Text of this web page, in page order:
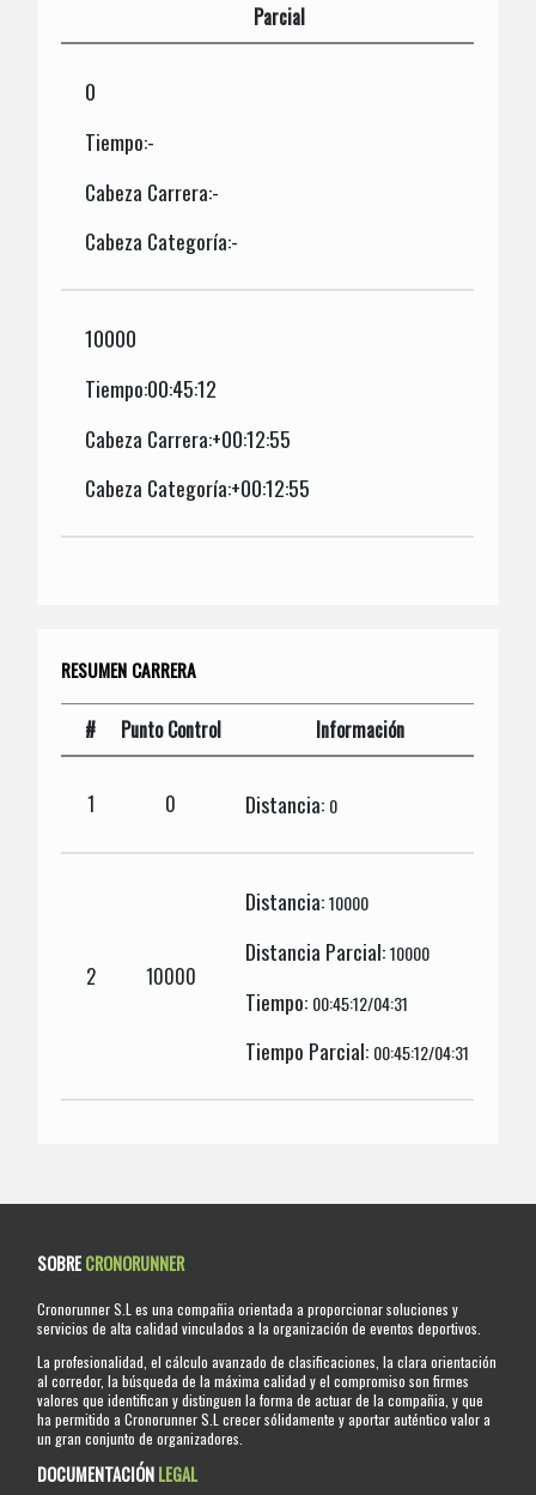
Parcial
0
Tiempo:-
Cabeza Carrera:-
Cabeza Categoría:-
10000
Tiempo:00:45:12
Cabeza Carrera:+00:12:55
Cabeza Categoría:+00:12:55
RESUMEN CARRERA
# Punto Control Información
1 0 Distancia: 0
2 10000
Distancia:10000
Distancia Parcial:10000
Tiempo: 00:45:12/04:31
Tiempo Parcial: 00:45:12/04:31
SOBRECRONORUNNER
Cronorunner S.L es una compañia orientada a proporcionar soluciones y
servicios de alta calidad vinculados a la organización de eventos deportivos.
La profesionalidad, el cálculo avanzado de clasificaciones, la clara orientación
al corredor, la búsqueda de la máxima calidad y el compromiso son firmes
valores que identifican y distinguen la forma de actuar de la compañia, y que
ha permitido a Cronorunner S.L crecer sólidamente y aportar auténtico valor a
un gran conjunto de organizadores.
DOCUMENTACIÓNLEGAL